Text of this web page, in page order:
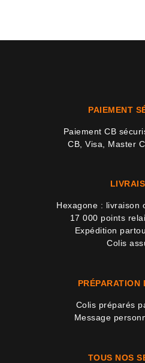
PAIEMENT
Paiement CB
CB, Visa, Master
Hexagone : livraison
17 000 points
Expédition
Colis
PRÉPARATION
Colis préparés
Message
TOUS NOS